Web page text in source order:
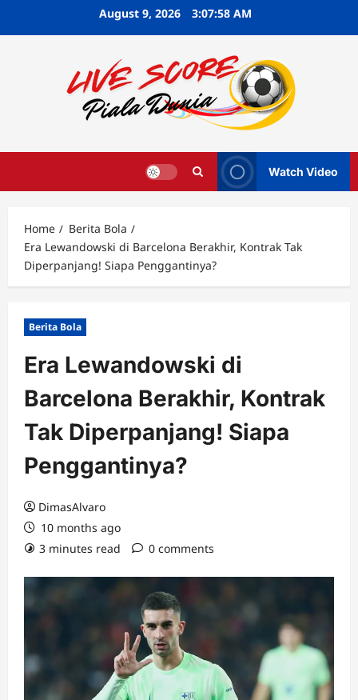
August 9, 2026 3:08:00 AM
Watch Video
Home
Berita Bola
Era Lewandowski di Barcelona Berakhir, Kontrak Tak
Diperpanjang! Siapa Penggantinya?
Berita Bola
Era Lewandowski di
Barcelona Berakhir, Kontrak
Tak Diperpanjang! Siapa
Penggantinya?
DimasAlvaro
10 months ago
3 minutes read
0 comments